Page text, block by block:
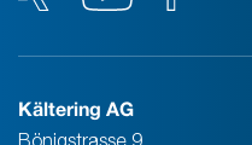
Kältering AG
Bönigstrasse 9